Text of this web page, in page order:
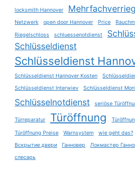
locksmith Hannover
Netzwerk open door Hannover Price
Riegelschloss
schluessenotdienst
Schlüsseldienst
Schlüsseldienst
Schlüsseldienst Hannover Kosten
Schlüsseldienst Interwiev
Schlüsseldienst
Schlüsselnotdienst seriöse
Türreparatur Türöffnung
Türöffnung Preise Warnsystem wie geht das?
Вскрытие двери Ганновер Локмастер
слесарь